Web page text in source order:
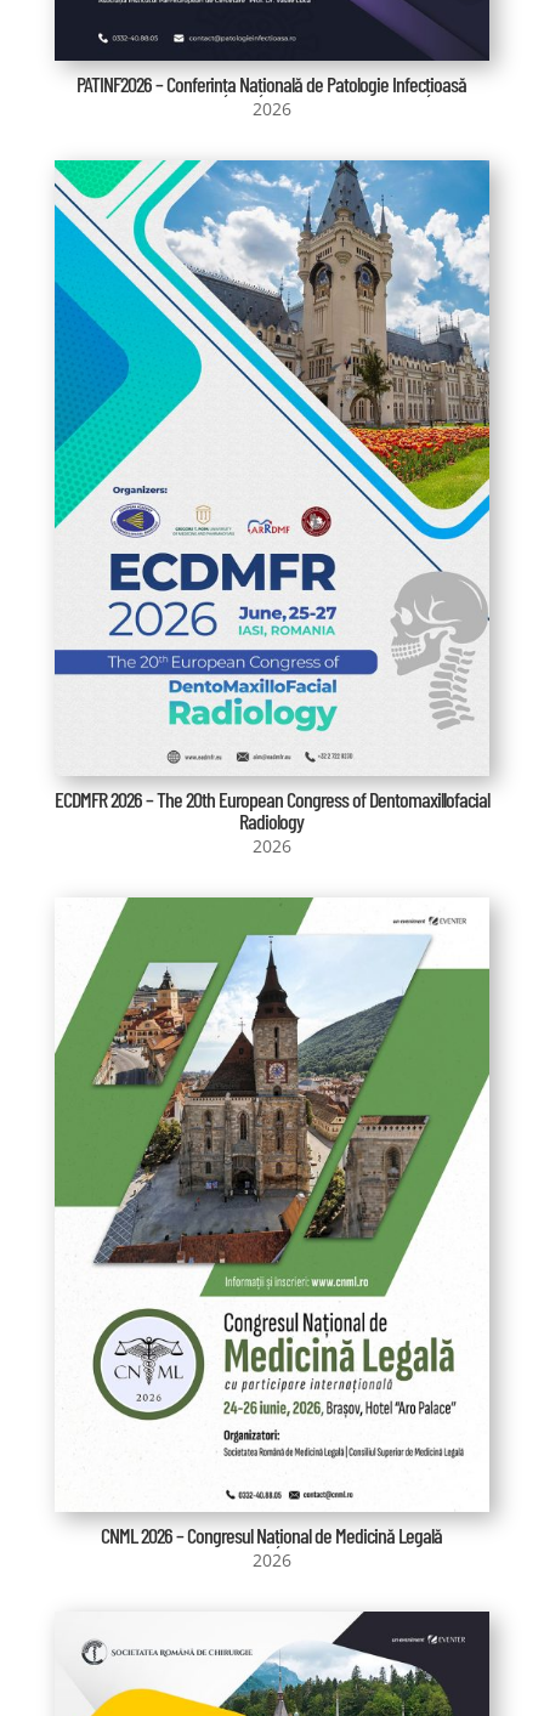
PATINF2026 – Conferința Națională de Patologie Infecțioasă
2026
ECDMFR 2026 – The 20th European Congress of Dentomaxillofacial
Radiology
2026
CNML 2026 – Congresul Național de Medicină Legală
2026